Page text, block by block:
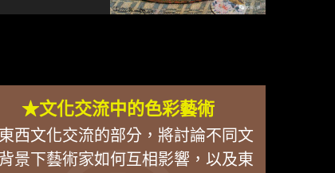
★文化交流中的色彩藝術
西文化交流的部分，將討論不同文
景下藝術家如何互相影響，以及東